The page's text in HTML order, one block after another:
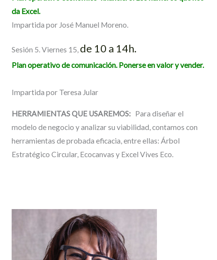
da Excel.
Impartida por José Manuel Moreno.
Sesión 5. Viernes 15, de 10 a 14h.
Plan operativo de comunicación. Ponerse en valor y vender.
Impartida por Teresa Jular
HERRAMIENTAS QUE USAREMOS: Para diseñar el
modelo de negocio y analizar su viabilidad, contamos con
herramientas de probada eficacia, entre ellas: Árbol
Estratégico Circular, Ecocanvas y Excel Vives Eco.